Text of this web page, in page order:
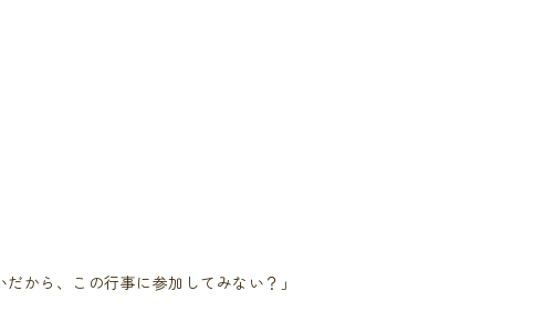
から、この行事に参加してみない？」